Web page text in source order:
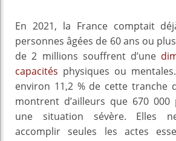
En 2021, la France comptait
personnes âgées de 60 ans ou
de 2 millions souffrent d’une
capacités physiques ou
environ 11,2 % de cette tranche
montrent d’ailleurs que 670 000
une situation sévère. Elles
accomplir seules les actes